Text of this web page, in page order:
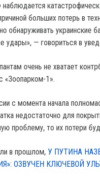
больших потерь в
обнаруживать украинские
удары», — говориться в
очень не хватает
«Зоопарком-1».
с момента начала
недостаточно для
проблему, то их потери
в прошлом, У ПУТИНА
ОЗВУЧЕН КЛЮЧЕВОЙ